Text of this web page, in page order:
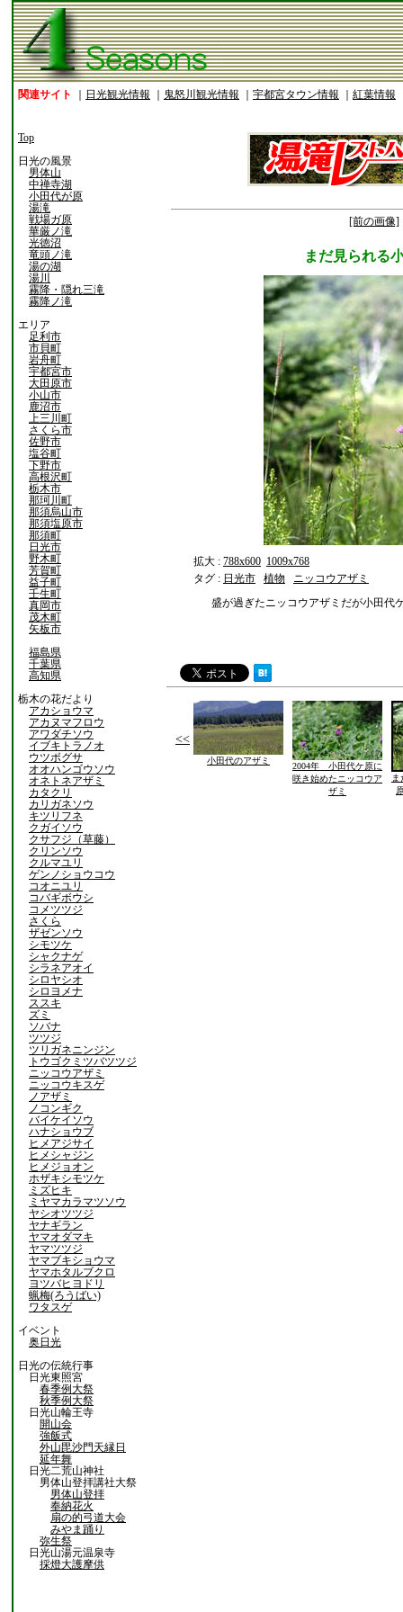
関連サイト 日光観光情報 鬼怒川観光情報 宇都宮タウン情報 紅葉情報
Top
日光の風景
男体山
中禅寺湖
小田代が原
湯滝
戦場ガ原
華厳ノ滝
光徳沼
竜頭ノ滝
湯の湖
湯川
霧降・隠れ三滝
霧降ノ滝
エリア
足利市
市貝町
岩舟町
宇都宮市
大田原市
小山市
鹿沼市
上三川町
さくら市
佐野市
塩谷町
下野市
高根沢町
栃木市
那珂川町
那須烏山市
那須塩原市
那須町
日光市
野木町
芳賀町
益子町
壬生町
真岡市
茂木町
矢板市
福島県
千葉県
高知県
栃木の花だより
アカショウマ
アカヌマフロウ
アワダチソウ
イブキトラノオ
ウツボグサ
オオハンゴウソウ
オネトネアザミ
カタクリ
カリガネソウ
キツリフネ
クガイソウ
クサフジ（草藤）
クリンソウ
クルマユリ
ゲンノショウコウ
コオニユリ
コバギボウシ
コメツツジ
さくら
ザゼンソウ
シモツケ
シャクナゲ
シラネアオイ
シロヤシオ
シロヨメナ
ススキ
ズミ
ソバナ
ツツジ
ツリガネニンジン
トウゴクミツバツツジ
ニッコウアザミ
ニッコウキスゲ
ノアザミ
ノコンギク
バイケイソウ
ハナショウブ
ヒメアジサイ
ヒメシャジン
ヒメジョオン
ホザキシモツケ
ミズヒキ
ミヤマカラマツソウ
ヤシオツツジ
ヤナギラン
ヤマオダマキ
ヤマツツジ
ヤマブキショウマ
ヤマホタルブクロ
ヨツバヒヨドリ
蝋梅(ろうばい)
ワタスゲ
イベント
奥日光
日光の伝統行事
日光東照宮
春季例大祭
秋季例大祭
日光山輪王寺
開山会
強飯式
外山毘沙門天縁日
延年舞
日光二荒山神社
男体山登拝講社大祭
男体山登拝
奉納花火
扇の的弓道大会
みやま踊り
弥生祭
日光山湯元温泉寺
採燈大護摩供
[前の画像]
まだ見られる
拡大 : 788x600 1009x768
タグ : 日光市 植物
ニッコウアザミ
盛が過ぎたニッコウアザミだが小田代
<<
小田代のアザミ
2004年 小田代ケ原に
咲き始めたニッコウア
ザミ